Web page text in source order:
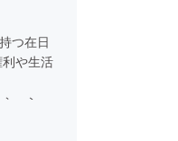
つ在日
や生活
ョン網
いま